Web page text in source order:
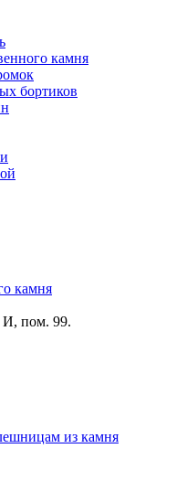
камня
бортиков
камня
И, пом. 99.
из камня